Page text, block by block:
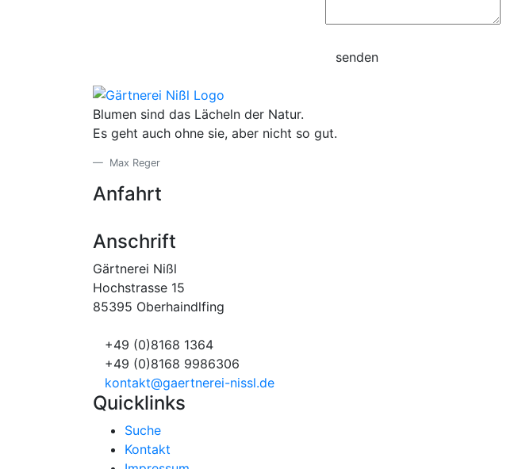
Blumen sind das Lächeln der Natur.
Es geht auch ohne sie, aber nicht so gut.
Max Reger
Anfahrt
Anschrift
Gärtnerei Nißl
Hochstrasse 15
85395 Oberhaindlfing
+49 (0)8168 1364
+49 (0)8168 9986306
kontakt@gaertnerei-nissl.de
Quicklinks
Suche
Kontakt